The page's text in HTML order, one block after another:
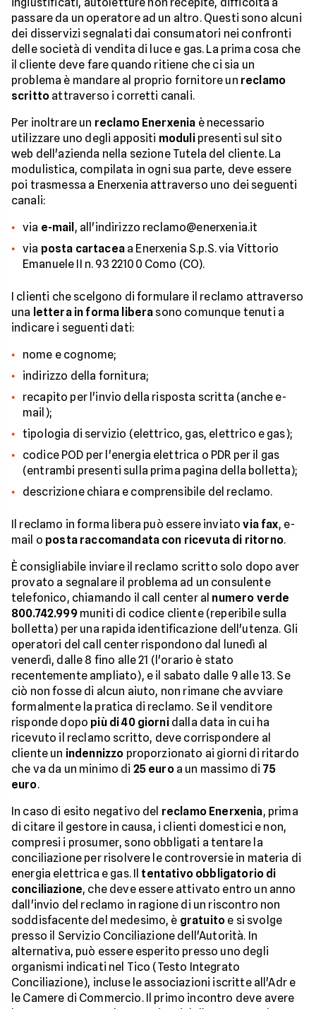
passare da un operatore ad un altro. Questi sono alcuni
dei disservizi segnalati dai consumatori nei confronti
delle società di vendita di luce e gas. La prima cosa che
il cliente deve fare quando ritiene che ci sia un
problema è mandare al proprio fornitore un reclamo
scritto attraverso i corretti canali.
Per inoltrare un reclamo Enerxenia è necessario
utilizzare uno degli appositi modulipresenti sul sito
web dell'azienda nella sezione Tutela del cliente. La
modulistica, compilata in ogni sua parte, deve essere
poi trasmessa a Enerxenia attraverso uno dei seguenti
canali:
via e-mail , all'indirizzo reclamo@enerxenia.it
via posta cartaceaa Enerxenia S.p.S. via Vittorio
Emanuele II n. 93 22100 Como (CO).
I clienti che scelgono di formulare il reclamo attraverso
una lettera in forma libera sono comunque tenuti a
indicare i seguenti dati:
nome e cognome;
indirizzo della fornitura;
recapito per l'invio della risposta scritta (anche e-
mail);
tipologia di servizio (elettrico, gas, elettrico e gas);
codice POD per l'energia elettrica o PDR per il gas
(entrambi presenti sulla prima pagina della bolletta);
descrizione chiara e comprensibile del reclamo.
Il reclamo in forma libera può essere inviatovia fax, e-
mail o posta raccomandata con ricevuta di ritorno.
È consigliabile inviare il reclamo scritto solo dopo aver
provato a segnalare il problema ad un consulente
telefonico, chiamando il call center al numero verde
800.742.999muniti di codice cliente (reperibile sulla
bolletta) per una rapida identificazione dell'utenza. Gli
operatori del call center rispondono dal lunedì al
venerdì, dalle 8 fino alle 21 (l'orario è stato
recentemente ampliato), e il sabato dalle 9 alle 13. Se
ciò non fosse di alcun aiuto, non rimane che avviare
formalmente la pratica di reclamo. Se il venditore
risponde dopo più di 40 giornidalla data in cui ha
ricevuto il reclamo scritto, deve corrispondere al
cliente un indennizzo proporzionato ai giorni di ritardo
che va da un minimo di 25 euroa un massimo di 75
euro.
In caso di esito negativo del reclamo Enerxenia, prima
di citare il gestore in causa, i clienti domestici e non,
compresi i prosumer, sono obbligati a tentare la
conciliazione per risolvere le controversie in materia di
energia elettrica e gas. Il tentativo obbligatorio di
conciliazione, che deve essere attivato entro un anno
dall'invio del reclamo in ragione di un riscontro non
soddisfacente del medesimo, è gratuito e si svolge
presso il Servizio Conciliazione dell'Autorità. In
alternativa, può essere esperito presso uno degli
organismi indicati nel Tico (Testo Integrato
Conciliazione), incluse le associazioni iscritte all'Adr e
le Camere di Commercio. Il primo incontro deve avere